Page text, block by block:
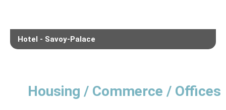
Hotel - Savoy-Palace
Housing / Commerce / Offices